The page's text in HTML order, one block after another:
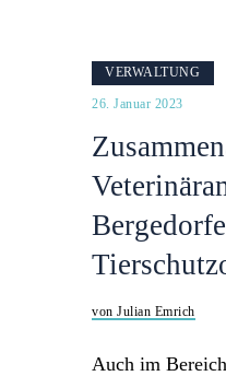
VERWALTUNG
26. Januar 2023
von Julian Emrich
Auch im